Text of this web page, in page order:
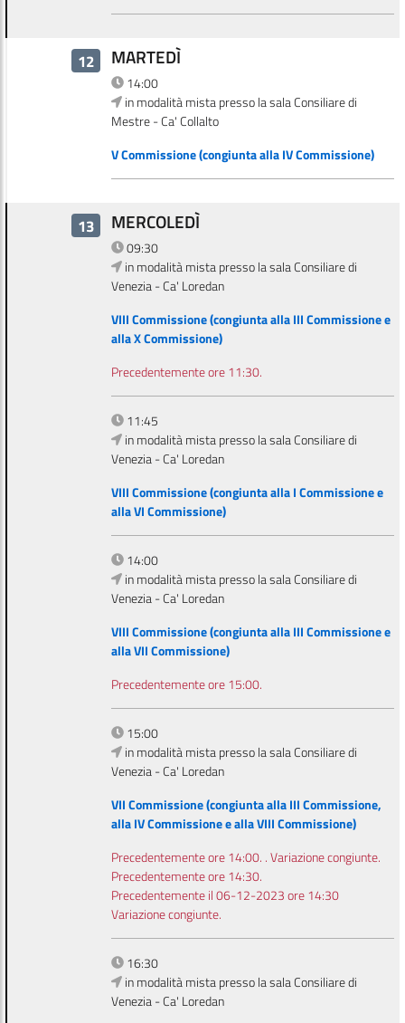
12 MARTEDÌ
14:00
in modalità mista presso la sala Consiliare di
Mestre - Ca' Collalto
V Commissione (congiunta alla IV Commissione)
13 MERCOLEDÌ
09:30
in modalità mista presso la sala Consiliare di
Venezia - Ca' Loredan
VIII Commissione (congiunta alla III Commissione e
alla X Commissione)
Precedentemente ore 11:30.
11:45
in modalità mista presso la sala Consiliare di
Venezia - Ca' Loredan
VIII Commissione (congiunta alla I Commissione e
alla VI Commissione)
14:00
in modalità mista presso la sala Consiliare di
Venezia - Ca' Loredan
VIII Commissione (congiunta alla III Commissione e
alla VII Commissione)
Precedentemente ore 15:00.
15:00
in modalità mista presso la sala Consiliare di
Venezia - Ca' Loredan
VII Commissione (congiunta alla III Commissione,
alla IV Commissione e alla VIII Commissione)
Precedentemente ore 14:00. . Variazione congiunte.
Precedentemente ore 14:30.
Precedentemente il 06-12-2023 ore 14:30
Variazione congiunte.
16:30
in modalità mista presso la sala Consiliare di
Venezia - Ca' Loredan